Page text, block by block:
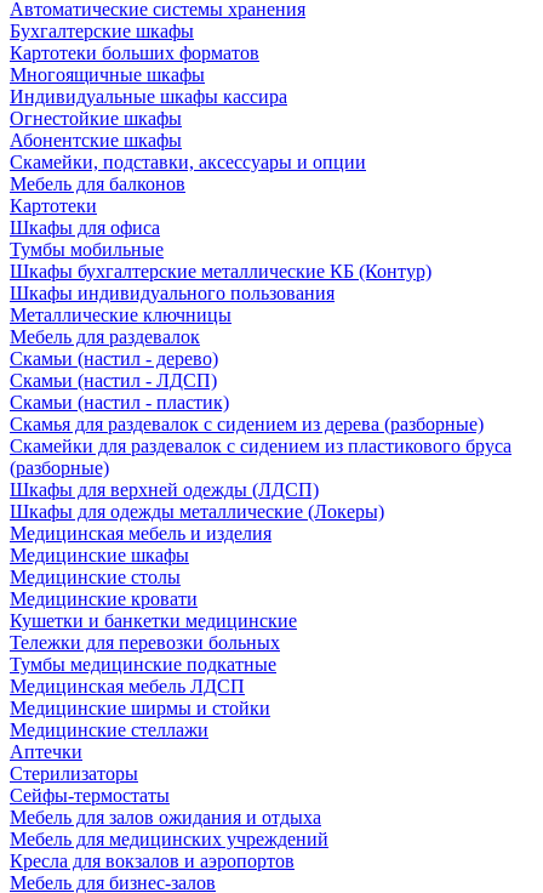
Автоматические системы хранения
Бухгалтерские шкафы
Картотеки больших форматов
Многоящичные шкафы
Индивидуальные шкафы кассира
Огнестойкие шкафы
Абонентские шкафы
Скамейки, подставки, аксессуары и опции
Мебель для балконов
Картотеки
Шкафы для офиса
Тумбы мобильные
Шкафы бухгалтерские металлические КБ (Контур)
Шкафы индивидуального пользования
Металлические ключницы
Мебель для раздевалок
Скамьи (настил - дерево)
Скамьи (настил - ЛДСП)
Скамьи (настил - пластик)
Скамья для раздевалок с сидением из дерева (разборные)
Скамейки для раздевалок с сидением из пластикового бруса
(разборные)
Шкафы для верхней одежды (ЛДСП)
Шкафы для одежды металлические (Локеры)
Медицинская мебель и изделия
Медицинские шкафы
Медицинские столы
Медицинские кровати
Кушетки и банкетки медицинские
Тележки для перевозки больных
Тумбы медицинские подкатные
Медицинская мебель ЛДСП
Медицинские ширмы и стойки
Медицинские стеллажи
Аптечки
Стерилизаторы
Сейфы-термостаты
Мебель для залов ожидания и отдыха
Мебель для медицинских учреждений
Кресла для вокзалов и аэропортов
Мебель для бизнес-залов